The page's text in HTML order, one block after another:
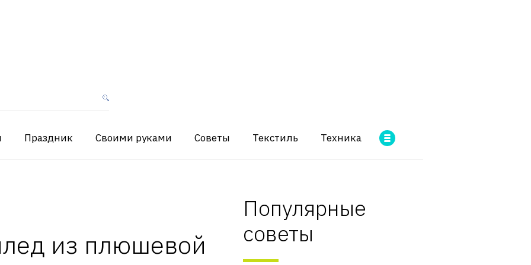
Праздник Своими руками Советы Текстиль Техника
из плюшевой
Популярные
советы